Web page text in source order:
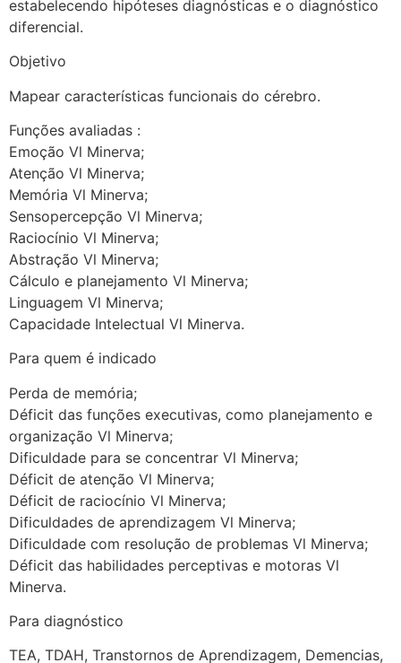
estabelecendo hipóteses diagnósticas e o diagnóstico
diferencial.
Objetivo
Mapear características funcionais do cérebro.
Funções avaliadas :
Emoção Vl Minerva;
Atenção Vl Minerva;
Memória Vl Minerva;
Sensopercepção Vl Minerva;
Raciocínio Vl Minerva;
Abstração Vl Minerva;
Cálculo e planejamento Vl Minerva;
Linguagem Vl Minerva;
Capacidade Intelectual Vl Minerva.
Para quem é indicado
Perda de memória;
Déficit das funções executivas, como planejamento e
organização Vl Minerva;
Dificuldade para se concentrar Vl Minerva;
Déficit de atenção Vl Minerva;
Déficit de raciocínio Vl Minerva;
Dificuldades de aprendizagem Vl Minerva;
Dificuldade com resolução de problemas Vl Minerva;
Déficit das habilidades perceptivas e motoras Vl
Minerva.
Para diagnóstico
TEA, TDAH, Transtornos de Aprendizagem, Demencias,